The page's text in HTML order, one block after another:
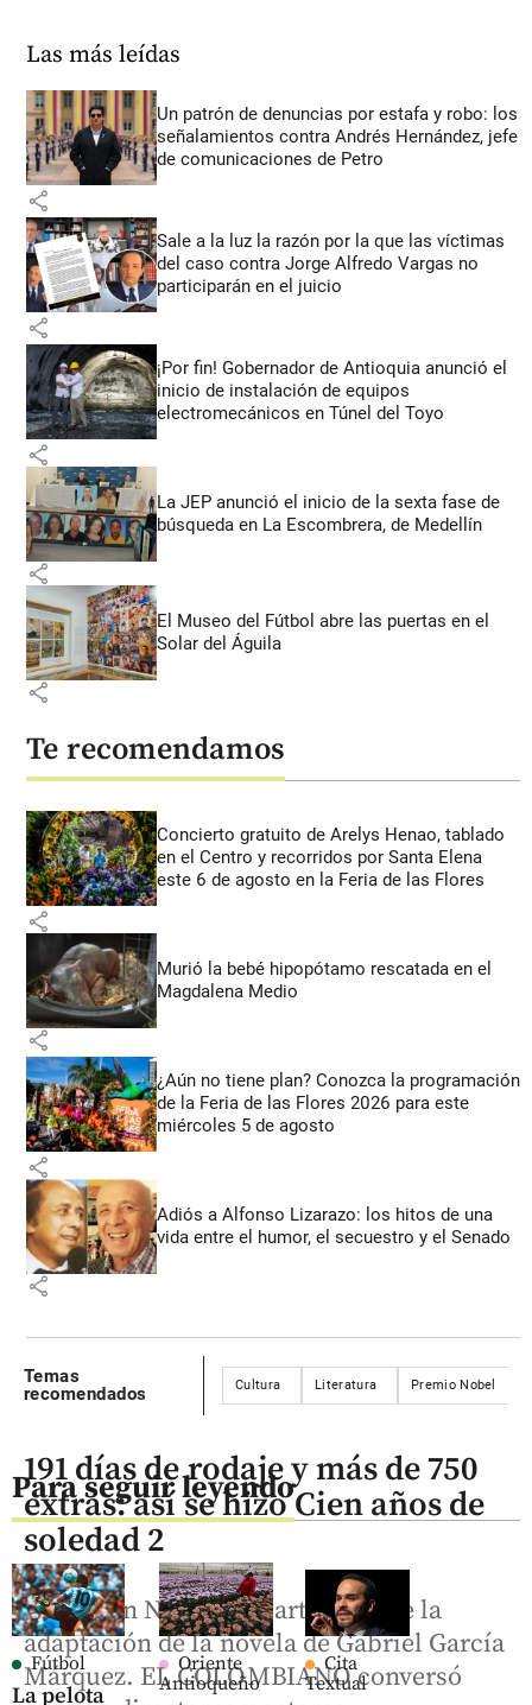
Las más leídas
Un patrón de denuncias por estafa y robo: los
señalamientos contra Andrés Hernández, jefe
de comunicaciones de Petro
share
Sale a la luz la razón por la que las víctimas
del caso contra Jorge Alfredo Vargas no
participarán en el juicio
share
¡Por fin! Gobernador de Antioquia anunció el
inicio de instalación de equipos
electromecánicos en Túnel del Toyo
share
La JEP anunció el inicio de la sexta fase de
búsqueda en La Escombrera, de Medellín
share
El Museo del Fútbol abre las puertas en el
Solar del Águila
share
Te recomendamos
Concierto gratuito de Arelys Henao, tablado
en el Centro y recorridos por Santa Elena
este 6 de agosto en la Feria de las Flores
share
Murió la bebé hipopótamo rescatada en el
Magdalena Medio
share
¿Aún no tiene plan? Conozca la programación
de la Feria de las Flores 2026 para este
miércoles 5 de agosto
share
Adiós a Alfonso Lizarazo: los hitos de una
vida entre el humor, el secuestro y el Senado
share
Temas
recomendados
Cultura Literatura Premio Nobel
Para seguir leyendo
Fútbol
La pelota
Oriente
Antioqueño
Cita
Textual
191 días de rodaje y más de 750
extras: así se hizo Cien años de
soledad 2
Ya está en Netflix la parte final de la
adaptación de la novela de Gabriel García
Márquez. EL COLOMBIANO conversó